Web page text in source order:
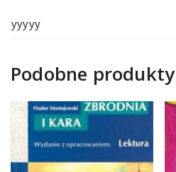
yyyyy
Podobne produkty